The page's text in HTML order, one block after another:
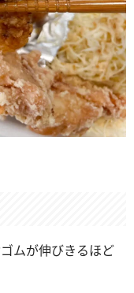
ムが伸びきるほど